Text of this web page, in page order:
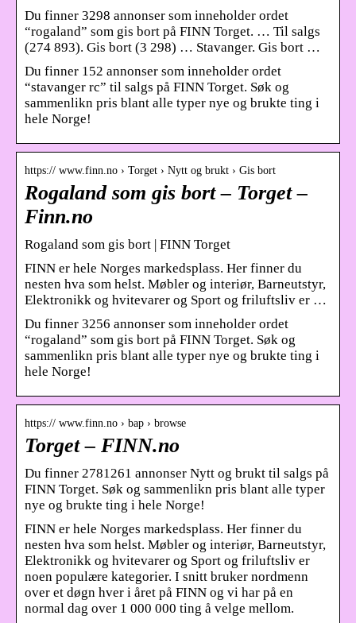
Du finner 3298 annonser som inneholder ordet
“rogaland” som gis bort på FINN Torget. … Til salgs
(274 893). Gis bort (3 298) … Stavanger. Gis bort …
Du finner 152 annonser som inneholder ordet
“stavanger rc” til salgs på FINN Torget. Søk og
sammenlikn pris blant alle typer nye og brukte ting i
hele Norge!
https:// www.finn.no › Torget › Nytt og brukt › Gis bort
Rogaland som gis bort – Torget –
Finn.no
Rogaland som gis bort | FINN Torget
FINN er hele Norges markedsplass. Her finner du
nesten hva som helst. Møbler og interiør, Barneutstyr,
Elektronikk og hvitevarer og Sport og friluftsliv er …
Du finner 3256 annonser som inneholder ordet
“rogaland” som gis bort på FINN Torget. Søk og
sammenlikn pris blant alle typer nye og brukte ting i
hele Norge!
https:// www.finn.no › bap › browse
Torget – FINN.no
Du finner 2781261 annonser Nytt og brukt til salgs på
FINN Torget. Søk og sammenlikn pris blant alle typer
nye og brukte ting i hele Norge!
FINN er hele Norges markedsplass. Her finner du
nesten hva som helst. Møbler og interiør, Barneutstyr,
Elektronikk og hvitevarer og Sport og friluftsliv er
noen populære kategorier. I snitt bruker nordmenn
over et døgn hver i året på FINN og vi har på en
normal dag over 1 000 000 ting å velge mellom.